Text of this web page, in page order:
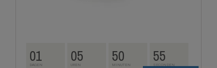
01
DAGEN 05
UREN 50
MINUTEN 54
SECONDEN